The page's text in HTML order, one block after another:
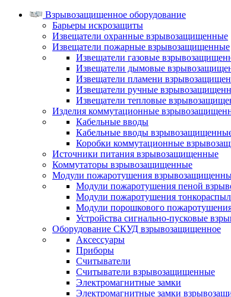
Взрывозащищенное оборудование
Барьеры искрозащиты
Извещатели охранные взрывозащищенные
Извещатели пожарные взрывозащищенные
Извещатели газовые
Извещатели дымовые
Извещатели пламени
Извещатели ручные
Извещатели тепловые
Изделия коммутационные
Кабельные вводы
Кабельные вводы
Коробки коммутационные
Источники питания взрывозащищенные
Коммутаторы взрывозащищенные
Модули пожаротушения
Модули пожаротушения пеной
Модули пожаротушения
Модули порошкового
Устройства сигнально-пусковые
Оборудование СКУД взрывозащищенное
Аксессуары
Приборы
Считыватели
Считыватели взрывозащищенные
Электромагнитные замки
Электромагнитные замки